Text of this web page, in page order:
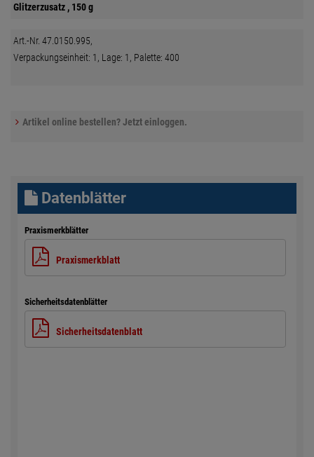
Glitzerzusatz , 150 g
Art.-Nr. 47.0150.995,
Verpackungseinheit: 1, Lage: 1, Palette: 400
Artikel online bestellen? Jetzt einloggen.
Datenblätter
Praxismerkblätter
Praxismerkblatt
Sicherheitsdatenblätter
Sicherheitsdatenblatt